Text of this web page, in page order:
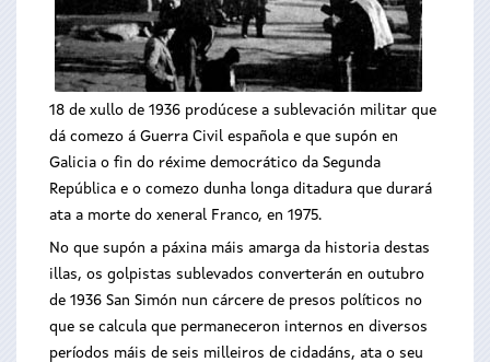
18 de xullo de 1936 prodúcese a sublevación militar que
dá comezo á Guerra Civil española e que supón en
Galicia o fin do réxime democrático da Segunda
República e o comezo dunha longa ditadura que durará
ata a morte do xeneral Franco, en 1975.
No que supón a páxina máis amarga da historia destas
illas, os golpistas sublevados converterán en outubro
de 1936 San Simón nun cárcere de presos políticos no
que se calcula que permaneceron internos en diversos
períodos máis de seis milleiros de cidadáns, ata o seu